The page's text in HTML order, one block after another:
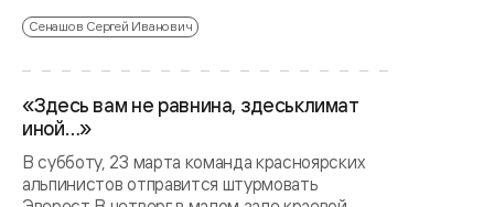
Сенашов Сергей Иванович
«Здесь вам не равнина, здеськлимат
иной…»
В субботу, 23 марта команда красноярских
альпинистов отправится штурмовать